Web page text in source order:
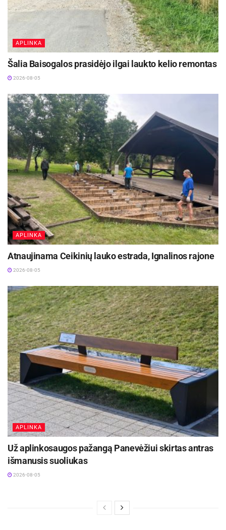
APLINKA
Šalia Baisogalos prasidėjo ilgai laukto kelio remontas
2026-08-05
APLINKA
Atnaujinama Ceikinių lauko estrada, Ignalinos rajone
2026-08-05
APLINKA
Už aplinkosaugos pažangą Panevėžiui skirtas antras
išmanusis suoliukas
2026-08-05